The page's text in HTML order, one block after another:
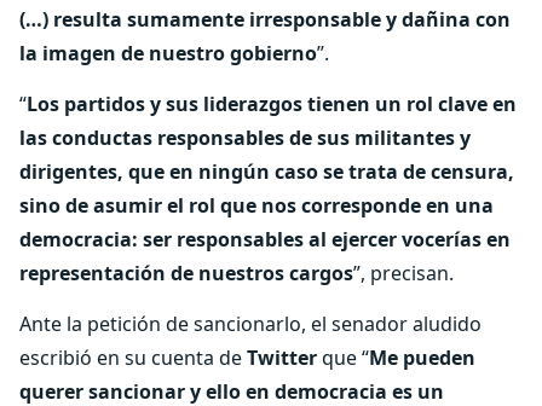
(…) resulta sumamente irresponsable y dañina con
la imagen de nuestro gobierno”.
“Los partidos y sus liderazgos tienen un rol clave en
las conductas responsables de sus militantes y
dirigentes, que en ningún caso se trata de censura,
sino de asumir el rol que nos corresponde en una
democracia: ser responsables al ejercer vocerías en
representación de nuestros cargos”, precisan.
Ante la petición de sancionarlo, el senador aludido
escribió en su cuenta deTwitterque “Me pueden
querer sancionar y ello en democracia es un